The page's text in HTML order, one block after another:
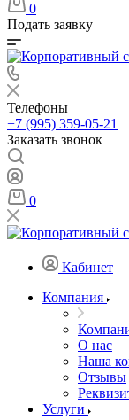
0
Подать заявку
Телефоны
+7 (995) 359-05-21
Заказать звонок
0
Кабинет
Компания
О нас
Наша
Отзывы
Услуги